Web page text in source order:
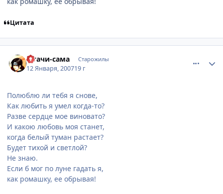
Цитата
Итачи-сама Старожилы
12 Января, 200719 г
Полюблю ли тебя я снове,
Как любить я умел когда-то?
Разве сердце мое виновато?
И какою любовь моя станет,
когда белый туман растает?
Будет тихой и светлой?
Не знаю.
Если б мог по луне гадать я,
как ромашку, ее обрывая!